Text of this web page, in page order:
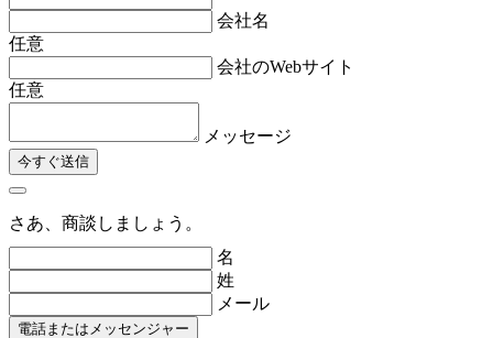
会社名
任意
会社のWebサイト
任意
メッセージ
今すぐ送信
さあ、商談しましょう。
名
姓
メール
電話またはメッセンジャー